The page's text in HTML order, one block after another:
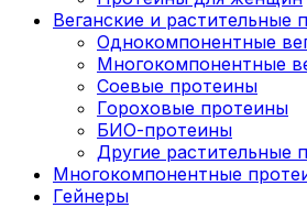
Веганские и растительные
Однокомпонентные
Многокомпонентные
Соевые протеины
Гороховые протеины
БИО-протеины
Другие растительные
Многокомпонентные
Гейнеры